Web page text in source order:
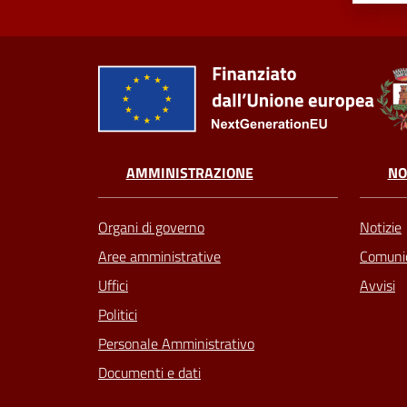
AMMINISTRAZIONE
Organi di governo
Aree amministrative
Uffici
Politici
Personale Amministrativo
Documenti e dati
Notizie
Avvisi